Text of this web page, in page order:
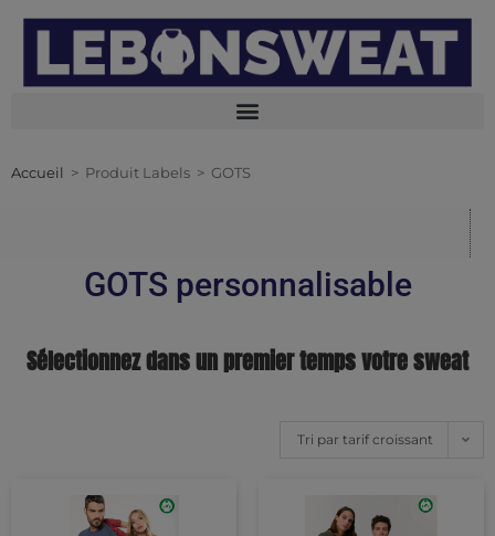
Accueil > Produit Labels > GOTS
GOTS personnalisable
Sélectionnez dans un premier temps votre sweat
Tri par tarif croissant